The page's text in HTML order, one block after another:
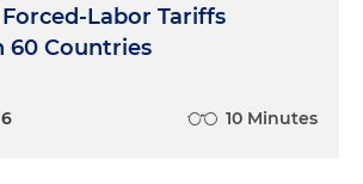
Labor Tariffs
60 Countries
10 Minutes